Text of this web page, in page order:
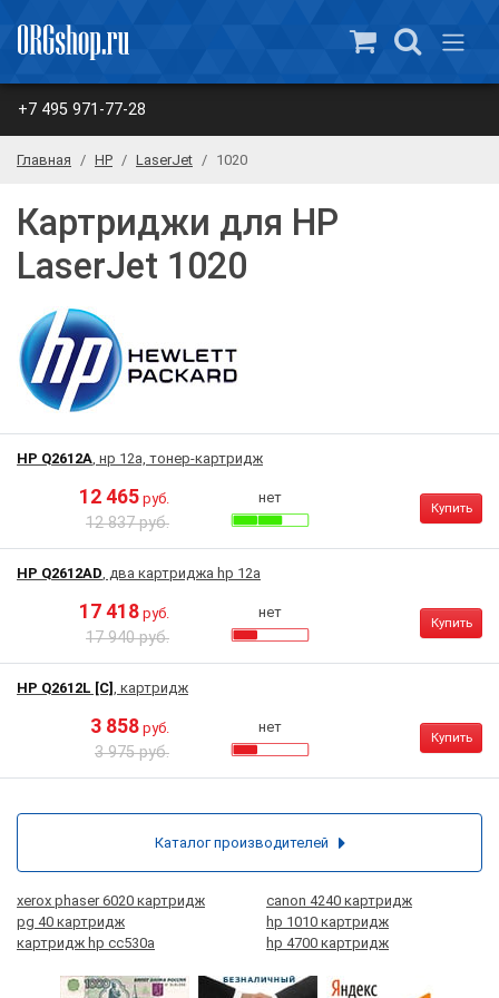
+7 495 971-77-28
Главная HP LaserJet 1020
Картриджи для HP
LaserJet 1020
HP Q2612A, нр 12a, тонер-картридж
12 465 руб.
12 837 руб.
нет
Купить
HP Q2612AD, два картриджа hp 12a
17 418 руб.
17 940 руб.
нет
Купить
HP Q2612L [C] , картридж
3 858 руб.
3 975 руб.
нет
Купить
xerox phaser 6020 картридж
canon 4240 картридж
pg 40 картридж
hp 1010 картридж
картридж hp cc530a
hp 4700 картридж